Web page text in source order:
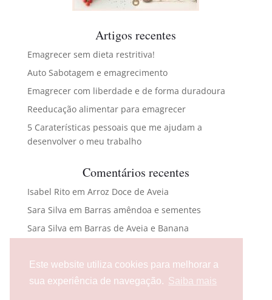
Este website utiliza cookies para melhorar a
sua experiência de navegação. Saiba mais
Artigos recentes
Emagrecer sem dieta restritiva!
Auto Sabotagem e emagrecimento
Emagrecer com liberdade e de forma duradoura
Reeducação alimentar para emagrecer
5 Caraterísticas pessoais que me ajudam a
desenvolver o meu trabalho
Comentários recentes
Isabel Ritoem Arroz Doce de Aveia
Sara Silva em Barras amêndoa e sementes
Sara Silva em Barras de Aveia e Banana
espinafres
flaura476@gmail.comemBolas energéticas